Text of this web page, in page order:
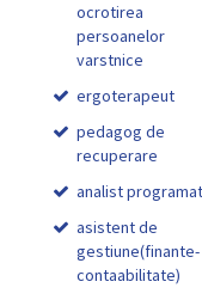
ocrotirea
persoanelor
varstnice
ergoterapeut
pedagog de
recuperare
analist
asistent de
gestiune(finante-
contaabilitate)